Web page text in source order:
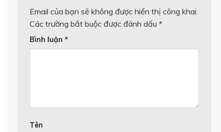
Email của bạn sẽ không được hiển thị công khai.
Các trường bắt buộc được đánh dấu *
Bình luận *
Tên